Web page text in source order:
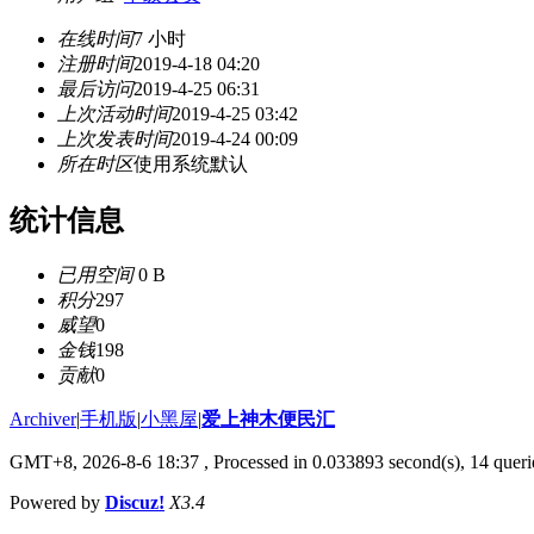
在线时间7 小时
注册时间2019-4-18 04:20
最后访问2019-4-25 06:31
上次活动时间2019-4-25 03:42
上次发表时间2019-4-24 00:09
所在时区使用系统默认
统计信息
已用空间0 B
积分297
威望0
金钱198
贡献0
Archiver|手机版|小黑屋|爱上神木便民汇
GMT+8, 2026-8-6 18:37 , Processed in 0.033893 second(s), 14
Powered by Discuz! X3.4